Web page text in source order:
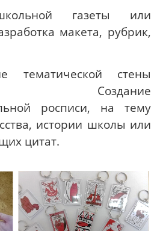
газеты или
макета, рубрик,
тематической стены
Создание
росписи, на тему
истории школы или
цитат.